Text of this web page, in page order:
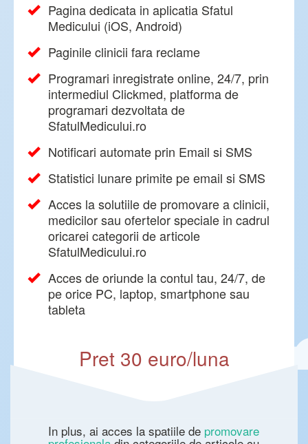
Pagina dedicata in aplicatia Sfatul
Medicului (iOS, Android)
Paginile clinicii fara reclame
Programari inregistrate online, 24/7, prin
intermediul Clickmed, platforma de
programari dezvoltata de
SfatulMedicului.ro
Notificari automate prin Email si SMS
Statistici lunare primite pe email si SMS
Acces la solutiile de promovare a clinicii,
medicilor sau ofertelor speciale in cadrul
oricarei categorii de articole
SfatulMedicului.ro
Acces de oriunde la contul tau, 24/7, de
pe orice PC, laptop, smartphone sau
tableta
Pret 30 euro/luna
In plus, ai acces la spatiile de promovare